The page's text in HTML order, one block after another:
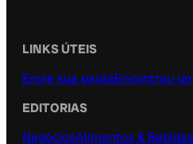
LINKS ÚTEIS
Envie sua pautaEncontrou
EDITORIAS
NegóciosAlimentos & Bebidas